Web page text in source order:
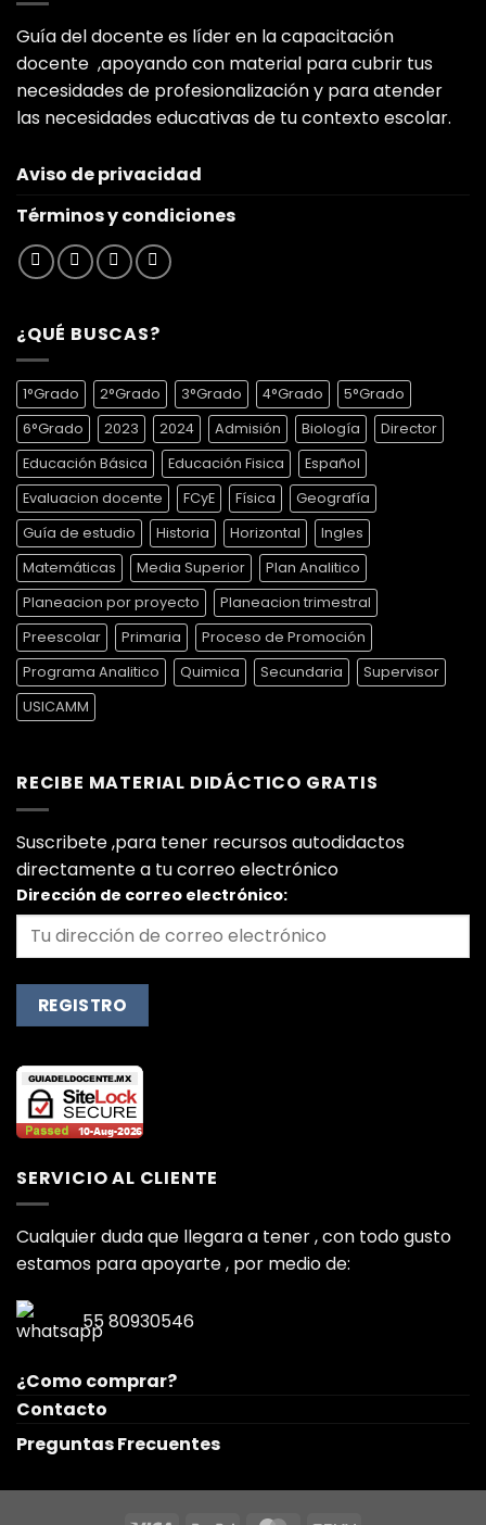
Guía del docente es líder en la capacitación
docente ,apoyando con material para cubrir tus
necesidades de profesionalización y para atender
las necesidades educativas de tu contexto escolar.
Aviso de privacidad
Términos y condiciones
¿QUÉ BUSCAS?
1°Grado 2°Grado 3°Grado 4°Grado
5°Grado
6°Grado
2023 2024 Admisión Biología
Director
Educación Básica
Educación Fisica
Español
Evaluacion docente
FCyE Física
Geografía
Guía de estudio
Historia Horizontal
Ingles
Matemáticas
Media Superior
Plan Analitico
Planeacion por proyecto
Planeacion trimestral
Preescolar
Primaria
Proceso de Promoción
Programa Analitico
Quimica Secundaria
Supervisor
USICAMM
RECIBE MATERIAL DIDÁCTICO GRATIS
Suscribete ,para tener recursos autodidactos
directamente a tu correo electrónico
Dirección de correo electrónico:
SERVICIO AL CLIENTE
Cualquier duda que llegara a tener , con todo gusto
estamos para apoyarte , por medio de:
55 80930546
¿Como comprar?
Contacto
Preguntas Frecuentes